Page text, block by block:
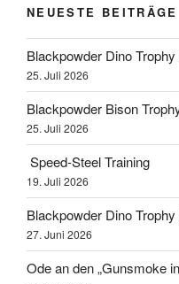
NEUESTE BEITRÄGE
Blackpowder Dino
25. Juli 2026
Blackpowder Bison
25. Juli 2026
Speed-Steel Training
19. Juli 2026
Blackpowder Dino
27. Juni 2026
Ode an den „Gunsmoke